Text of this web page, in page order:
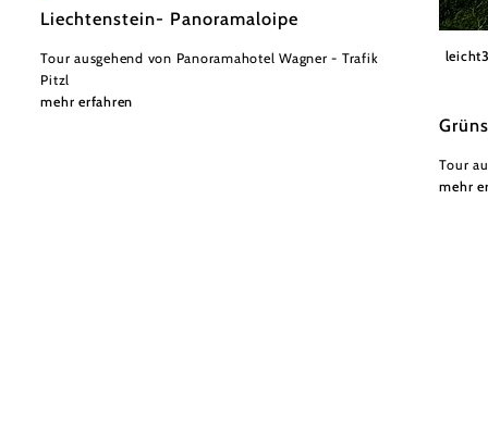
Liechtenstein- Panoramaloipe
Tour ausgehend von Panoramahotel Wagner - Trafik
Pitzl
mehr erfahren
leicht
Tour
mehr